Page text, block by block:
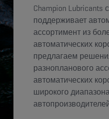
Champion Lubricants
поддерживает
ассортимент из
автоматических
предлагаем
разнопланового
автоматических
широкого